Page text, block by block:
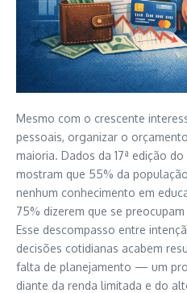
Mesmo com o crescente
pessoais, organizar o
maioria. Dados da 17ª edição
mostram que 55% da
nenhum conhecimento em
75% dizerem que se
Esse descompasso entre
decisões cotidianas acabem
falta de planejamento — um
diante da renda limitada e do